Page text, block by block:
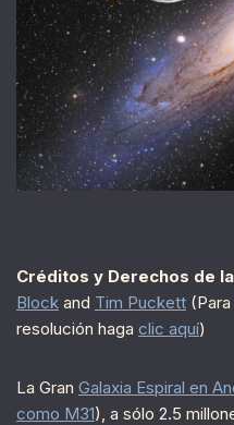
Créditos y Derechos de
Block and Tim Puckett
resolución haga clic aquí)
La Gran Galaxia Espiral en
como M31), a sólo 2.5